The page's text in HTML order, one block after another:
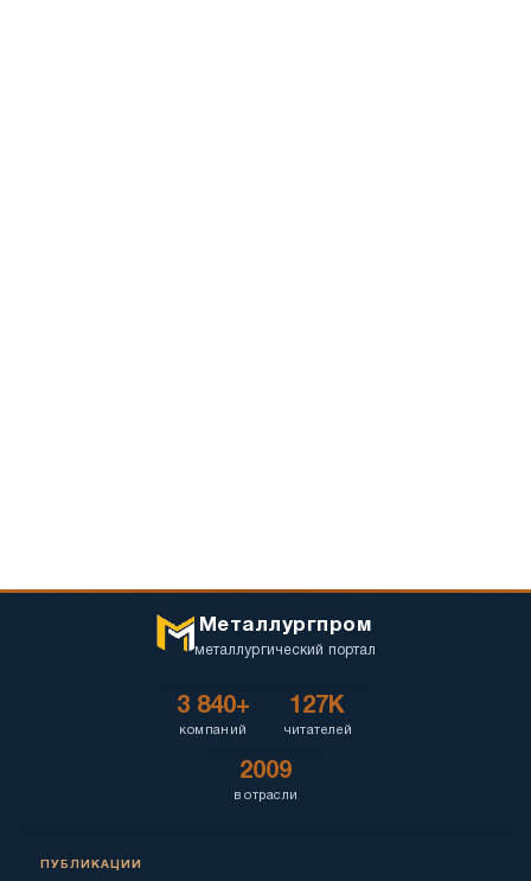
Металлургпром
металлургический портал
3 840+
компаний
127K
читателей
2009
в отрасли
ПУБЛИКАЦИИ